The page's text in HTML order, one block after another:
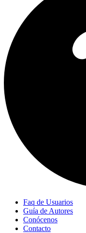
Faq de Usuarios
Guía de Autores
Conócenos
Contacto